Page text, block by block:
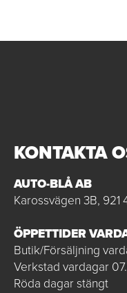
KONTAKTA
AUTO-BLÅ AB
Karossvägen 3B, 921
ÖPPETTIDER
Butik/Försäljning
Verkstad vardagar
Röda dagar stängt